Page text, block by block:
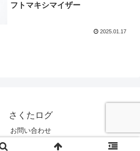
フトマキシマイザー
2025.01.17
さくたログ
お問い合わせ
© 2024 さくたログ.